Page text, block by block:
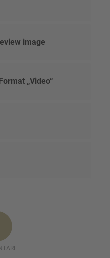
image
„Video“